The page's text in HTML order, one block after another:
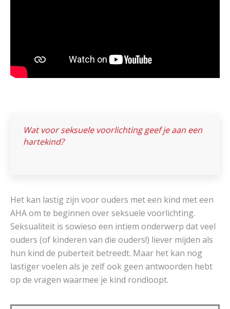
Wat voor seksuele voorlichting geef je aan een
hartekind?
Het kan lastig zijn voor ouders met een kind met een
AHA om te beginnen over seksuele voorlichting.
Seksualiteit is sowieso een intiem onderwerp dat veel
ouders (of kinderen van die ouders!) liever mijden als
hun kind de puberteit betreedt. Maar het kan nog
lastiger voelen als je zelf ook geen antwoorden hebt
op de vragen waarmee je kind rondloopt.